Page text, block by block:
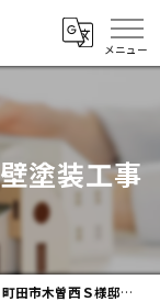
塗装工事
町田市木曽西Ｓ様邸 外壁塗装工事